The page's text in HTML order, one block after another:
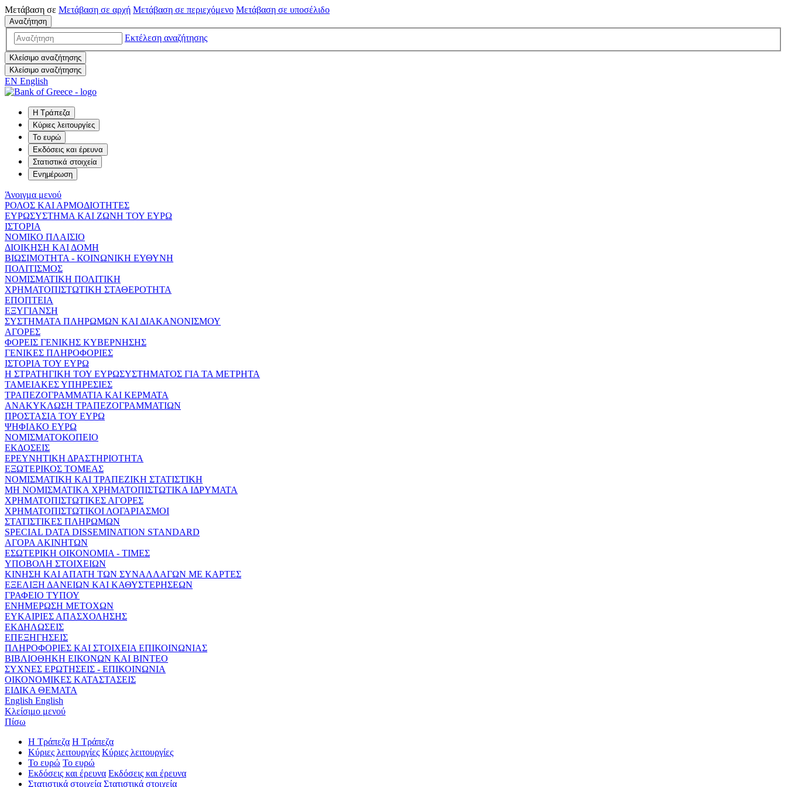
Μετάβαση σε Μετάβαση σε αρχή Μετάβαση σε περιεχόμενο Μετάβαση σε υποσέλιδο
Αναζήτηση
Εκτέλεση αναζήτησης
Κλείσιμο αναζήτησης
Κλείσιμο αναζήτησης
EN English
Η Τράπεζα
Κύριες λειτουργίες
Το ευρώ
Εκδόσεις και έρευνα
Στατιστικά στοιχεία
Ενημέρωση
Άνοιγμα μενού
ΡΟΛΟΣ ΚΑΙ ΑΡΜΟΔΙΟΤΗΤΕΣ
ΕΥΡΩΣΥΣΤΗΜΑ ΚΑΙ ΖΩΝΗ ΤΟΥ ΕΥΡΩ
ΙΣΤΟΡΙΑ
ΝΟΜΙΚΟ ΠΛΑΙΣΙΟ
ΔΙΟΙΚΗΣΗ ΚΑΙ ΔΟΜΗ
ΒΙΩΣΙΜΟΤΗΤΑ - ΚΟΙΝΩΝΙΚΗ ΕΥΘΥΝΗ
ΠΟΛΙΤΙΣΜΟΣ
ΝΟΜΙΣΜΑΤΙΚΗ ΠΟΛΙΤΙΚΗ
ΧΡΗΜΑΤΟΠΙΣΤΩΤΙΚΗ ΣΤΑΘΕΡΟΤΗΤΑ
ΕΠΟΠΤΕΙΑ
ΕΞΥΓΙΑΝΣΗ
ΣΥΣΤΗΜΑΤΑ ΠΛΗΡΩΜΩΝ ΚΑΙ ΔΙΑΚΑΝΟΝΙΣΜΟΥ
ΑΓΟΡΕΣ
ΦΟΡΕΙΣ ΓΕΝΙΚΗΣ ΚΥΒΕΡΝΗΣΗΣ
ΓΕΝΙΚΕΣ ΠΛΗΡΟΦΟΡΙΕΣ
ΙΣΤΟΡΙΑ ΤΟΥ ΕΥΡΩ
Η ΣΤΡΑΤΗΓΙΚΗ ΤΟΥ ΕΥΡΩΣΥΣΤΗΜΑΤΟΣ ΓΙΑ ΤΑ ΜΕΤΡΗΤΑ
ΤΑΜΕΙΑΚΕΣ ΥΠΗΡΕΣΙΕΣ
ΤΡΑΠΕΖΟΓΡΑΜΜΑΤΙΑ ΚΑΙ ΚΕΡΜΑΤΑ
ΑΝΑΚΥΚΛΩΣΗ ΤΡΑΠΕΖΟΓΡΑΜΜΑΤΙΩΝ
ΠΡΟΣΤΑΣΙΑ ΤΟΥ ΕΥΡΩ
ΨΗΦΙΑΚΟ ΕΥΡΩ
ΝΟΜΙΣΜΑΤΟΚΟΠΕΙΟ
ΕΚΔΟΣΕΙΣ
ΕΡΕΥΝΗΤΙΚΗ ΔΡΑΣΤΗΡΙΟΤΗΤΑ
ΕΞΩΤΕΡΙΚΟΣ ΤΟΜΕΑΣ
ΝΟΜΙΣΜΑΤΙΚΗ ΚΑΙ ΤΡΑΠΕΖΙΚΗ ΣΤΑΤΙΣΤΙΚΗ
ΜΗ ΝΟΜΙΣΜΑΤΙΚΑ ΧΡΗΜΑΤΟΠΙΣΤΩΤΙΚΑ ΙΔΡΥΜΑΤΑ
ΧΡΗΜΑΤΟΠΙΣΤΩΤΙΚΕΣ ΑΓΟΡΕΣ
ΧΡΗΜΑΤΟΠΙΣΤΩΤΙΚΟΙ ΛΟΓΑΡΙΑΣΜΟΙ
ΣΤΑΤΙΣΤΙΚΕΣ ΠΛΗΡΩΜΩΝ
SPECIAL DATA DISSEMINATION STANDARD
ΑΓΟΡΑ ΑΚΙΝΗΤΩΝ
ΕΣΩΤΕΡΙΚΗ ΟΙΚΟΝΟΜΙΑ - ΤΙΜΕΣ
ΥΠΟΒΟΛΗ ΣΤΟΙΧΕΙΩΝ
ΚΙΝΗΣΗ ΚΑΙ ΑΠΑΤΗ ΤΩΝ ΣΥΝΑΛΛΑΓΩΝ ΜΕ ΚΑΡΤΕΣ
ΕΞΕΛΙΞΗ ΔΑΝΕΙΩΝ ΚΑΙ ΚΑΘΥΣΤΕΡΗΣΕΩΝ
ΓΡΑΦΕΙΟ ΤΥΠΟΥ
ΕΝΗΜΕΡΩΣΗ ΜΕΤΟΧΩΝ
ΕΥΚΑΙΡΙΕΣ ΑΠΑΣΧΟΛΗΣΗΣ
ΕΚΔΗΛΩΣΕΙΣ
ΕΠΕΞΗΓΗΣΕΙΣ
ΠΛΗΡΟΦΟΡΙΕΣ ΚΑΙ ΣΤΟΙΧΕΙΑ ΕΠΙΚΟΙΝΩΝΙΑΣ
ΒΙΒΛΙΟΘΗΚΗ ΕΙΚΟΝΩΝ ΚΑΙ ΒΙΝΤΕΟ
ΣΥΧΝΕΣ ΕΡΩΤΗΣΕΙΣ - ΕΠΙΚΟΙΝΩΝΙΑ
ΟΙΚΟΝΟΜΙΚΕΣ ΚΑΤΑΣΤΑΣΕΙΣ
ΕΙΔΙΚΑ ΘΕΜΑΤΑ
English English
Κλείσιμο μενού
Πίσω
Η Τράπεζα Η Τράπεζα
Κύριες λειτουργίες Κύριες λειτουργίες
Το ευρώ Το ευρώ
Εκδόσεις και έρευνα Εκδόσεις και έρευνα
Στατιστικά στοιχεία Στατιστικά στοιχεία